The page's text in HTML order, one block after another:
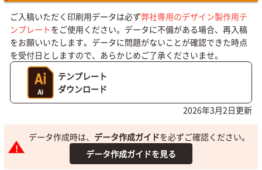
ご入稿いただく印刷用データは必ず弊社専用のデザイン製作用テ
ンプレートをご使用ください。データに不備がある場合、再入稿
をお願いいたします。データに問題がないことが確認できた時点
を受付日としますので、あらかじめご了承くださいませ。
テンプレート
ダウンロード
2026年3月2日更新
データ作成時は、 データ作成ガイドを必ずご確認ください。
データ作成ガイドを見る